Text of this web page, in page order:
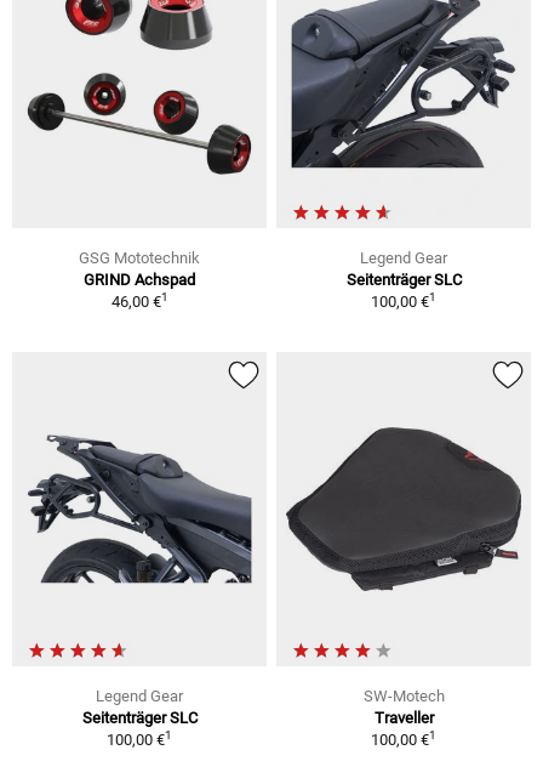
GSG Mototechnik
GRIND Achspad
46,00 €1
Legend Gear
Seitenträger SLC
100,00 €1
Legend Gear
Seitenträger SLC
100,00 €1
SW-Motech
Traveller
100,00 €1